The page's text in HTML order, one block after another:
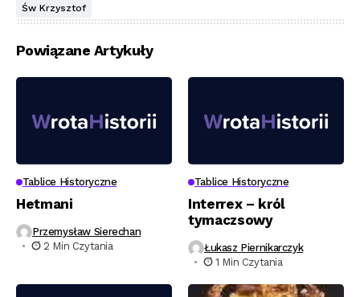
Św Krzysztof
Powiązane Artykuły
Tablice Historyczne
Hetmani
Przemysław Sierechan
2 Min Czytania
Tablice Historyczne
Interrex – król
tymaczsowy
Łukasz Piernikarczyk
1 Min Czytania